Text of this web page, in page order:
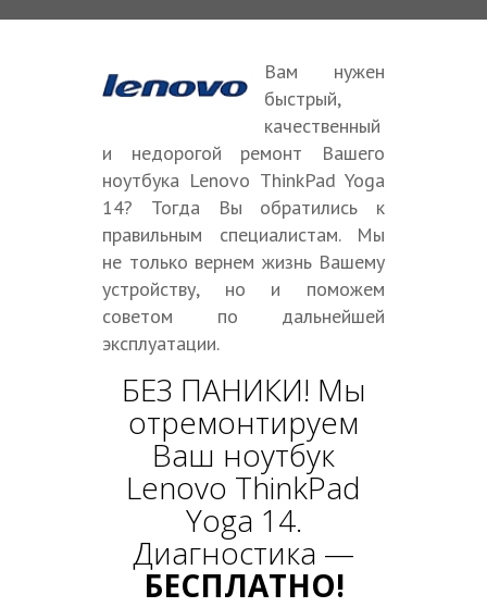
Вам нужен
быстрый,
качественный
и недорогой ремонт Вашего
ноутбука Lenovo ThinkPad Yoga
14? Тогда Вы обратились к
правильным специалистам. Мы
не только вернем жизнь Вашему
устройству, но и поможем
советом по дальнейшей
эксплуатации.
БЕЗ ПАНИКИ! Мы
отремонтируем
Ваш ноутбук
Lenovo ThinkPad
Yoga 14.
Диагностика —
БЕСПЛАТНО!